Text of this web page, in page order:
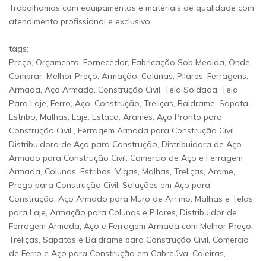
Trabalhamos com equipamentos e materiais de qualidade com
atendimento profissional e exclusivo.
tags:
Preço, Orçamento, Fornecedor, Fabricação Sob Medida, Onde
Comprar, Melhor Preço, Armação, Colunas, Pilares, Ferragens,
Armada, Aço Armado, Construção Civil, Tela Soldada, Tela
Para Laje, Ferro, Aço, Construção, Treliças, Baldrame, Sapata,
Estribo, Malhas, Laje, Estaca, Arames, Aço Pronto para
Construção Civil , Ferragem Armada para Construção Civil,
Distribuidora de Aço para Construção, Distribuidora de Aço
Armado para Construção Civil, Comércio de Aço e Ferragem
Armada, Colunas, Estribos, Vigas, Malhas, Treliças, Arame,
Prego para Construção Civil, Soluções em Aço para
Construção, Aço Armado para Muro de Arrimo, Malhas e Telas
para Laje, Armação para Colunas e Pilares, Distribuidor de
Ferragem Armada, Aço e Ferragem Armada com Melhor Preço,
Treliças, Sapatas e Baldrame para Construção Civil, Comercio
de Ferro e Aço para Construção em Cabreúva, Caieiras,